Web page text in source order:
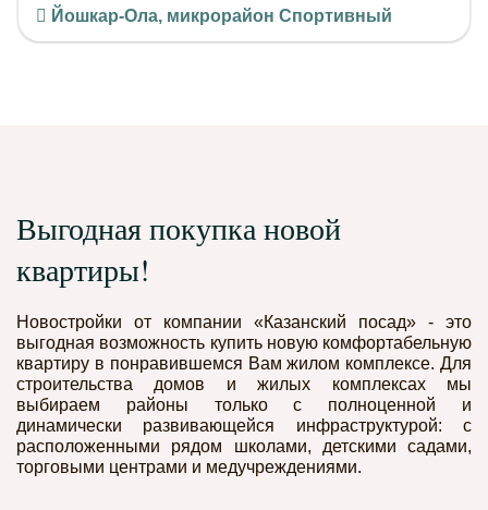
Йошкар-Ола, микрорайон Спортивный
Выгодная покупка новой
квартиры!
Новостройки от компании «Казанский посад» - это
выгодная возможность купить новую комфортабельную
квартиру в понравившемся Вам жилом комплексе. Для
строительства домов и жилых комплексах мы
выбираем районы только с полноценной и
динамически развивающейся инфраструктурой: с
расположенными рядом школами, детскими садами,
торговыми центрами и медучреждениями.